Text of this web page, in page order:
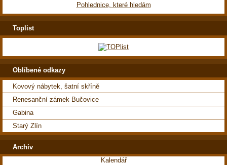
Pohlednice, které hledám
Toplist
Oblíbené odkazy
Kovový nábytek, šatní skříně
Renesanční zámek Bučovice
Gabina
Starý Zlín
Archiv
Kalendář